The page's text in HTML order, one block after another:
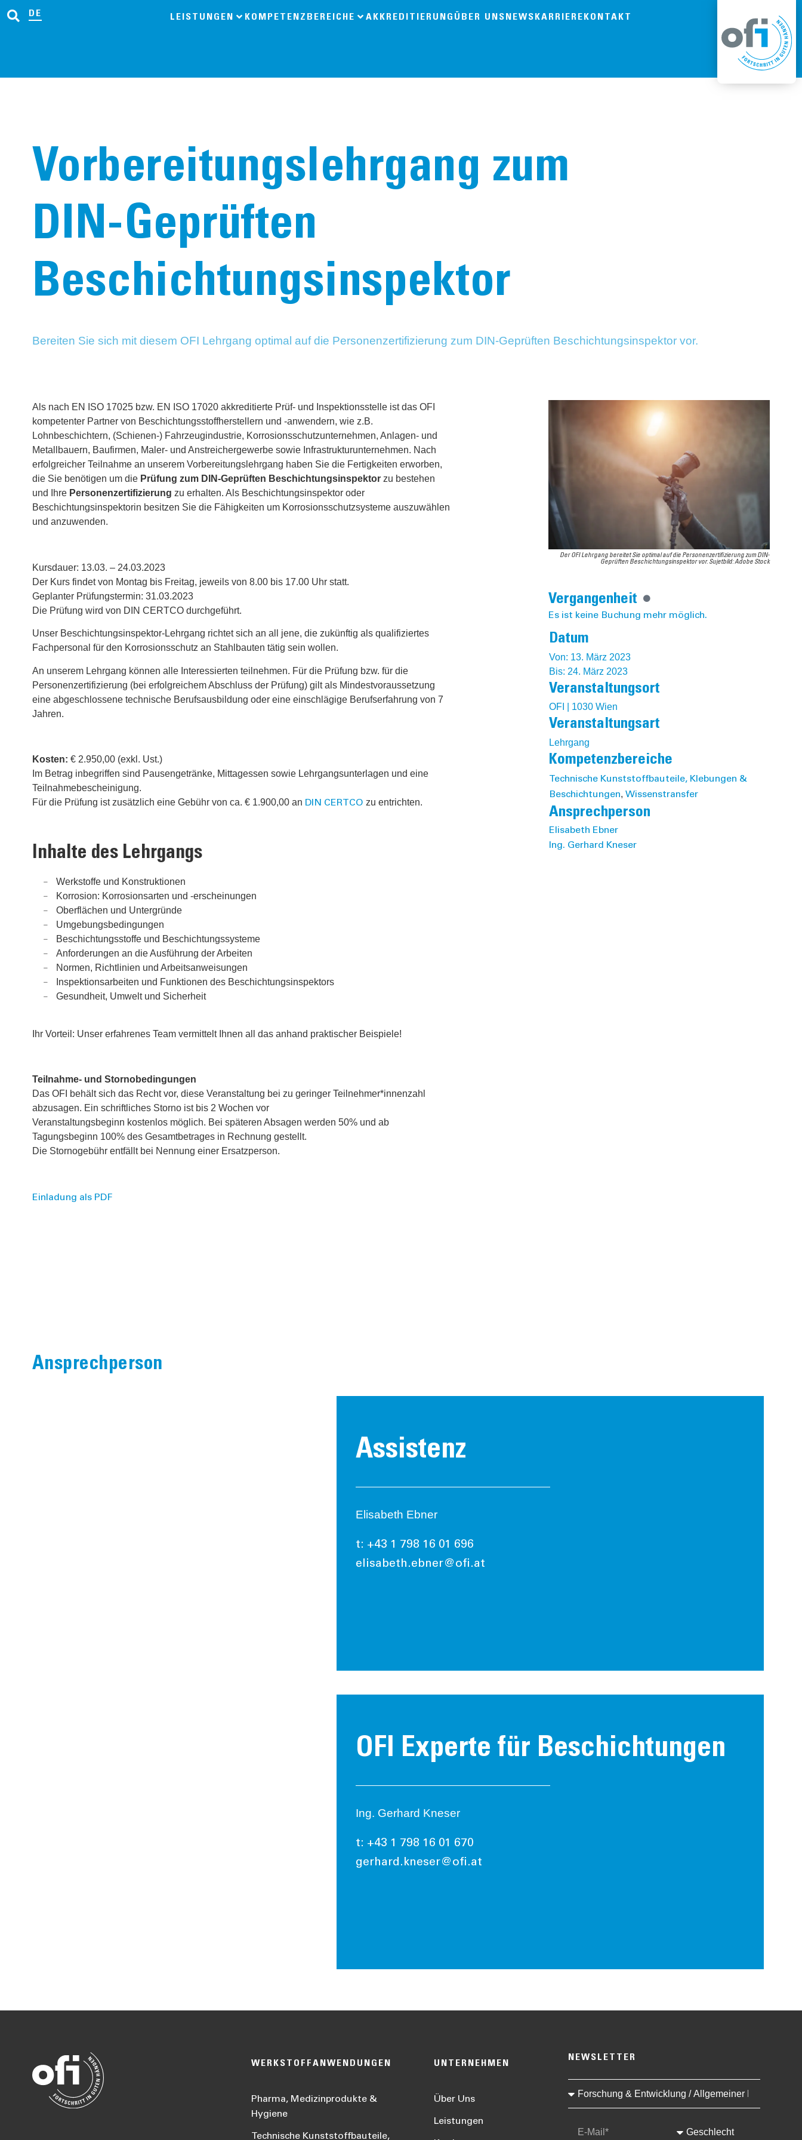
DE LEISTUNGEN KOMPETENZBEREICHE AKKREDITIERUNG ÜBER UNS NEWS KARRIERE KONTAKT
Vorbereitungslehrgang zum
DIN-Geprüften
Beschichtungsinspektor
Bereiten Sie sich mit diesem OFI Lehrgang optimal auf die Personenzertifizierung zum DIN-Geprüften Beschichtungsinspektor vor.
Als nach EN ISO 17025 bzw. EN ISO 17020 akkreditierte Prüf- und Inspektionsstelle ist das OFI
kompetenter Partner von Beschichtungsstoffherstellern und -anwendern, wie z.B.
Lohnbeschichtern, (Schienen-) Fahrzeugindustrie, Korrosionsschutzunternehmen, Anlagen- und
Metallbauern, Baufirmen, Maler- und Anstreichergewerbe sowie Infrastrukturunternehmen. Nach
erfolgreicher Teilnahme an unserem Vorbereitungslehrgang haben Sie die Fertigkeiten erworben,
die Sie benötigen um die Prüfung zum DIN-Geprüften Beschichtungsinspektorzu bestehen
und Ihre Personenzertifizierung zu erhalten. Als Beschichtungsinspektor oder
Beschichtungsinspektorin besitzen Sie die Fähigkeiten um Korrosionsschutzsysteme auszuwählen
und anzuwenden.
Kursdauer: 13.03. – 24.03.2023
Der Kurs findet von Montag bis Freitag, jeweils von 8.00 bis 17.00 Uhr statt.
Geplanter Prüfungstermin: 31.03.2023
Die Prüfung wird von DIN CERTCO durchgeführt.
Unser Beschichtungsinspektor-Lehrgang richtet sich an all jene, die zukünftig als qualifiziertes
Fachpersonal für den Korrosionsschutz an Stahlbauten tätig sein wollen.
An unserem Lehrgang können alle Interessierten teilnehmen. Für die Prüfung bzw. für die
Personenzertifizierung (bei erfolgreichem Abschluss der Prüfung) gilt als Mindestvoraussetzung
eine abgeschlossene technische Berufsausbildung oder eine einschlägige Berufserfahrung von 7
Jahren.
Kosten: € 2.950,00 (exkl. Ust.)
Im Betrag inbegriffen sind Pausengetränke, Mittagessen sowie Lehrgangsunterlagen und eine
Teilnahmebescheinigung.
Für die Prüfung ist zusätzlich eine Gebühr von ca. € 1.900,00 an DIN CERTCO zu entrichten.
Inhalte des Lehrgangs
Werkstoffe und Konstruktionen
Korrosion: Korrosionsarten und -erscheinungen
Oberflächen und Untergründe
Umgebungsbedingungen
Beschichtungsstoffe und Beschichtungssysteme
Anforderungen an die Ausführung der Arbeiten
Normen, Richtlinien und Arbeitsanweisungen
Inspektionsarbeiten und Funktionen des Beschichtungsinspektors
Gesundheit, Umwelt und Sicherheit
Ihr Vorteil: Unser erfahrenes Team vermittelt Ihnen all das anhand praktischer Beispiele!
Teilnahme- und Stornobedingungen
Das OFI behält sich das Recht vor, diese Veranstaltung bei zu geringer Teilnehmer*innenzahl
abzusagen. Ein schriftliches Storno ist bis 2 Wochen vor
Veranstaltungsbeginn kostenlos möglich. Bei späteren Absagen werden 50% und ab
Tagungsbeginn 100% des Gesamtbetrages in Rechnung gestellt.
Die Stornogebühr entfällt bei Nennung einer Ersatzperson.
Einladung als PDF
Der OFI Lehrgang bereitet Sie optimal auf die Personenzertifizierung zum DIN-
Geprüften Beschichtungsinspektor vor. Sujetbild: Adobe Stock
Vergangenheit
Es ist keine Buchung mehr möglich.
Datum
Von: 13. März 2023
Bis: 24. März 2023
Veranstaltungsort
OFI | 1030 Wien
Veranstaltungsart
Lehrgang
Kompetenzbereiche
Technische Kunststoffbauteile, Klebungen &
Beschichtungen,Wissenstransfer
Ansprechperson
Elisabeth Ebner
Ing. Gerhard Kneser
Ansprechperson
Assistenz
Elisabeth Ebner
t: +43 1 798 16 01 696
elisabeth.ebner@ofi.at
OFI Experte für Beschichtungen
Ing. Gerhard Kneser
t: +43 1 798 16 01 670
gerhard.kneser@ofi.at
WERKSTOFFANWENDUNGEN
Pharma, Medizinprodukte &
Hygiene
Technische Kunststoffbauteile,
UNTERNEHMEN
Über Uns
Leistungen
NEWSLETTER